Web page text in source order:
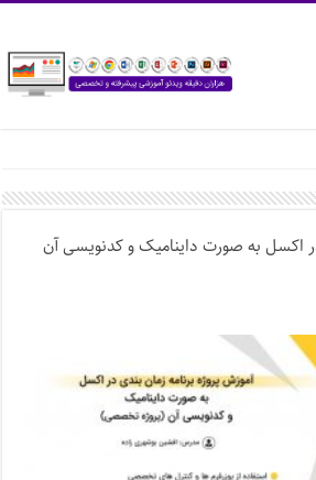
در اکسل به صورت داینامیک و کدنویسی آن